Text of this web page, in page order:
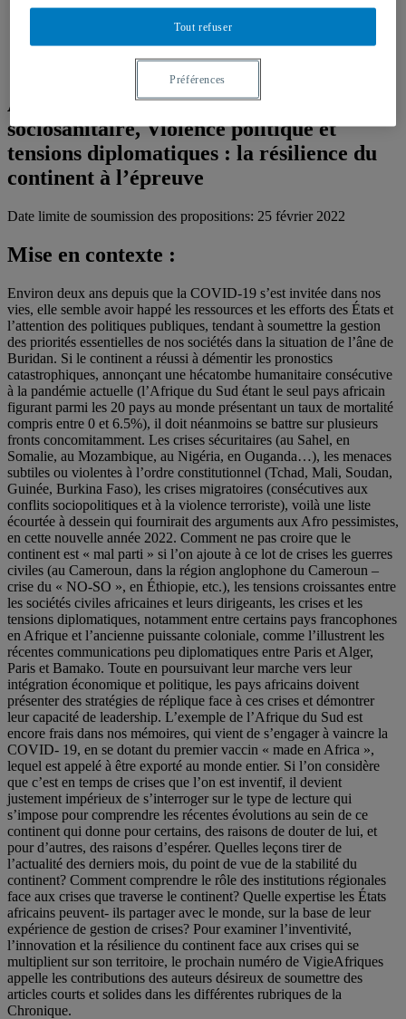
Appel à propositions | Crise
sociosanitaire, Violence politique et
tensions diplomatiques : la résilience du
continent à l’épreuve
Date limite de soumission des propositions: 25 février 2022
Mise en contexte :
Environ deux ans depuis que la COVID-19 s’est invitée dans nos
vies, elle semble avoir happé les ressources et les efforts des États et
l’attention des politiques publiques, tendant à soumettre la gestion
des priorités essentielles de nos sociétés dans la situation de l’âne de
Buridan. Si le continent a réussi à démentir les pronostics
catastrophiques, annonçant une hécatombe humanitaire consécutive
à la pandémie actuelle (l’Afrique du Sud étant le seul pays africain
figurant parmi les 20 pays au monde présentant un taux de mortalité
compris entre 0 et 6.5%), il doit néanmoins se battre sur plusieurs
fronts concomitamment. Les crises sécuritaires (au Sahel, en
Somalie, au Mozambique, au Nigéria, en Ouganda…), les menaces
subtiles ou violentes à l’ordre constitutionnel (Tchad, Mali, Soudan,
Guinée, Burkina Faso), les crises migratoires (consécutives aux
conflits sociopolitiques et à la violence terroriste), voilà une liste
écourtée à dessein qui fournirait des arguments aux Afro pessimistes,
en cette nouvelle année 2022. Comment ne pas croire que le
continent est « mal parti » si l’on ajoute à ce lot de crises les guerres
civiles (au Cameroun, dans la région anglophone du Cameroun –
crise du « NO-SO », en Éthiopie, etc.), les tensions croissantes entre
les sociétés civiles africaines et leurs dirigeants, les crises et les
tensions diplomatiques, notamment entre certains pays francophones
en Afrique et l’ancienne puissante coloniale, comme l’illustrent les
récentes communications peu diplomatiques entre Paris et Alger,
Paris et Bamako. Toute en poursuivant leur marche vers leur
intégration économique et politique, les pays africains doivent
présenter des stratégies de réplique face à ces crises et démontrer
leur capacité de leadership. L’exemple de l’Afrique du Sud est
encore frais dans nos mémoires, qui vient de s’engager à vaincre la
COVID- 19, en se dotant du premier vaccin « made en Africa »,
lequel est appelé à être exporté au monde entier. Si l’on considère
que c’est en temps de crises que l’on est inventif, il devient
justement impérieux de s’interroger sur le type de lecture qui
s’impose pour comprendre les récentes évolutions au sein de ce
continent qui donne pour certains, des raisons de douter de lui, et
pour d’autres, des raisons d’espérer. Quelles leçons tirer de
l’actualité des derniers mois, du point de vue de la stabilité du
continent? Comment comprendre le rôle des institutions régionales
face aux crises que traverse le continent? Quelle expertise les États
africains peuvent- ils partager avec le monde, sur la base de leur
expérience de gestion de crises? Pour examiner l’inventivité,
l’innovation et la résilience du continent face aux crises qui se
multiplient sur son territoire, le prochain numéro de VigieAfriques
appelle les contributions des auteurs désireux de soumettre des
articles courts et solides dans les différentes rubriques de la
Chronique.
Tout refuser
Préférences